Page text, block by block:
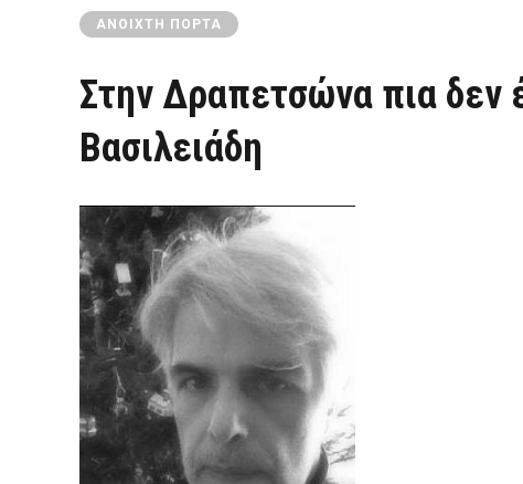
ΑΝΟΙΧΤΉ ΠΌΡΤΑ
Στην Δραπετσώνα πια δεν
Βασιλειάδη